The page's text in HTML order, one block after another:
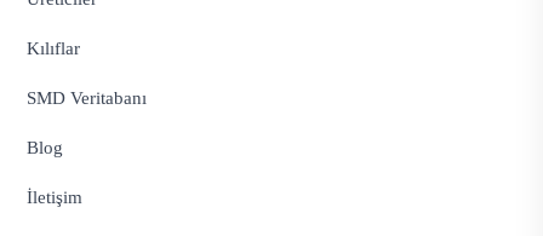
Kılıflar
SMD Veritabanı
Blog
İletişim